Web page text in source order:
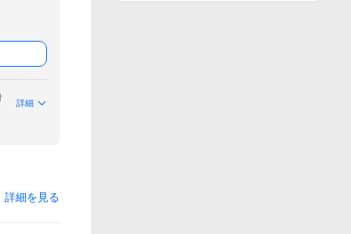
詳細
詳細を見る